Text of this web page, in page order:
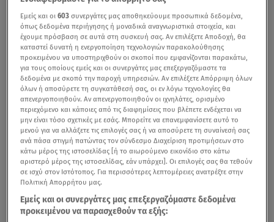
Εμείς και οι603 συνεργάτες μας αποθηκεύουμε προσωπικά δεδομένα,
όπως δεδομένα περιήγησης ή μοναδικά αναγνωριστικά στοιχεία, και
έχουμε πρόσβαση σε αυτά στη συσκευή σας. Αν επιλέξετε Αποδοχή, θα
καταστεί δυνατή η ενεργοποίηση τεχνολογιών παρακολούθησης
προκειμένου να υποστηριχθούν οι σκοποί που εμφανίζονται παρακάτω,
για τους οποίους εμείς και οι συνεργάτες μας επεξεργαζόμαστε τα
δεδομένα με σκοπό την παροχή υπηρεσιών. Αν επιλέξετε Απόρριψη όλων
όλων ή αποσύρετε τη συγκατάθεσή σας, οι εν λόγω τεχνολογίες θα
απενεργοποιηθούν. Αν απενεργοποιηθούν οι ιχνηλάτες, ορισμένο
περιεχόμενο και κάποιες από τις διαφημίσεις που βλέπετε ενδέχεται να
μην είναι τόσο σχετικές με εσάς. Μπορείτε να επανεμφανίσετε αυτό το
μενού για να αλλάξετε τις επιλογές σας ή να αποσύρετε τη συναίνεσή σας
ανά πάσα στιγμή πατώντας τον σύνδεσμο Διαχείριση προτιμήσεων στο
κάτω μέρος της ιστοσελίδας [ή το αιωρούμενο εικονίδιο στο κάτω
αριστερό μέρος της ιστοσελίδας, εάν υπάρχει]. Οι επιλογές σας θα τεθούν
σε ισχύ στον Ιστότοπος. Για περισσότερες λεπτομέρειες ανατρέξτε στην
Πολιτική Απορρήτου μας.
Εμείς και οι συνεργάτες μας επεξεργαζόμαστε δεδομένα
προκειμένου να παρασχεθούν τα εξής: